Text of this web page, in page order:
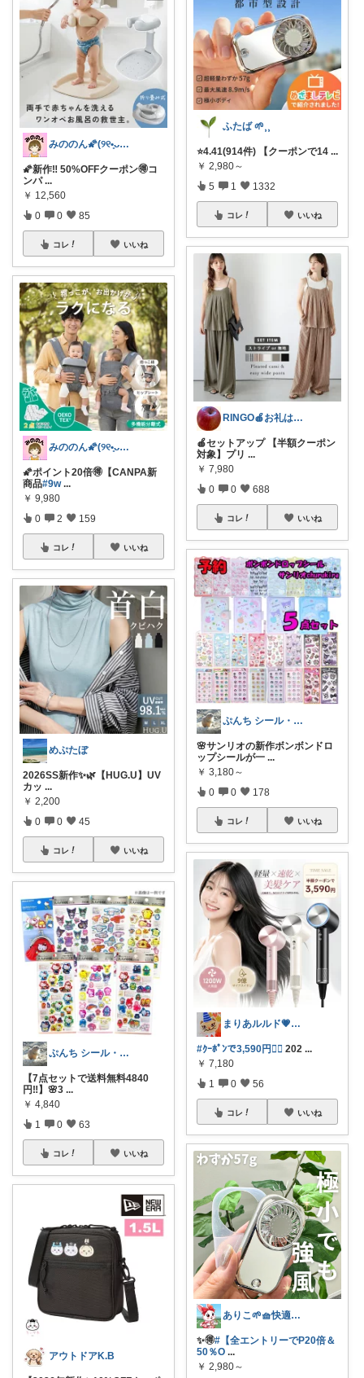
みののん🌠(୨୧•͈ᴗ•͈)感謝♡
🌠新作‼︎ 50%OFFクーポン🉐コ
ンパ ...
￥ 12,560
0 0 85
コレ いいね
みののん🌠(୨୧•͈ᴗ•͈)感謝♡
🌠ポイント20倍🉐【CANPA新
商品#9w ...
￥ 9,980
0 2 159
コレ いいね
めぷたぼ
2026SS新作✨🌿【HUG.U】UV
カッ ...
￥ 2,200
0 0 45
コレ いいね
ぷんち シール・ファンシー雑貨多め
【7点セットで送料無料4840
円‼️】🌸3 ...
￥ 4,840
1 0 63
コレ いいね
アウトドアK.B
ふたば 🌱⸒⸒
⭐️4.41(914件) 【クーポンで14 ...
￥ 2,980～
5 1 1332
コレ いいね
RINGO🍎お礼はプロフ🍎
🍎セットアップ 【半額クーポン
対象】プリ ...
￥ 7,980
0 0 688
コレ いいね
ぷんち シール・ファンシー雑貨多め
🌸サンリオの新作ボンボンドロ
ップシールが一 ...
￥ 3,180～
0 0 178
コレ いいね
まりあルルド💗ご購入感謝です💗
#ｸｰﾎﾟﾝで3,590円❤️‍🔥 202 ...
￥ 7,180
1 0 56
コレ いいね
ありこ🌱🧺快適な暮らし雑貨🌻
✨️🉐#【全エントリーでP20倍＆
50％O ...
￥ 2,980～